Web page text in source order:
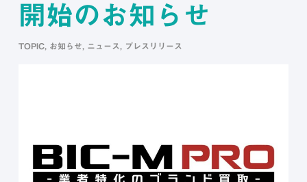
開始のお知らせ
TOPIC, お知らせ ニュース プレスリリース